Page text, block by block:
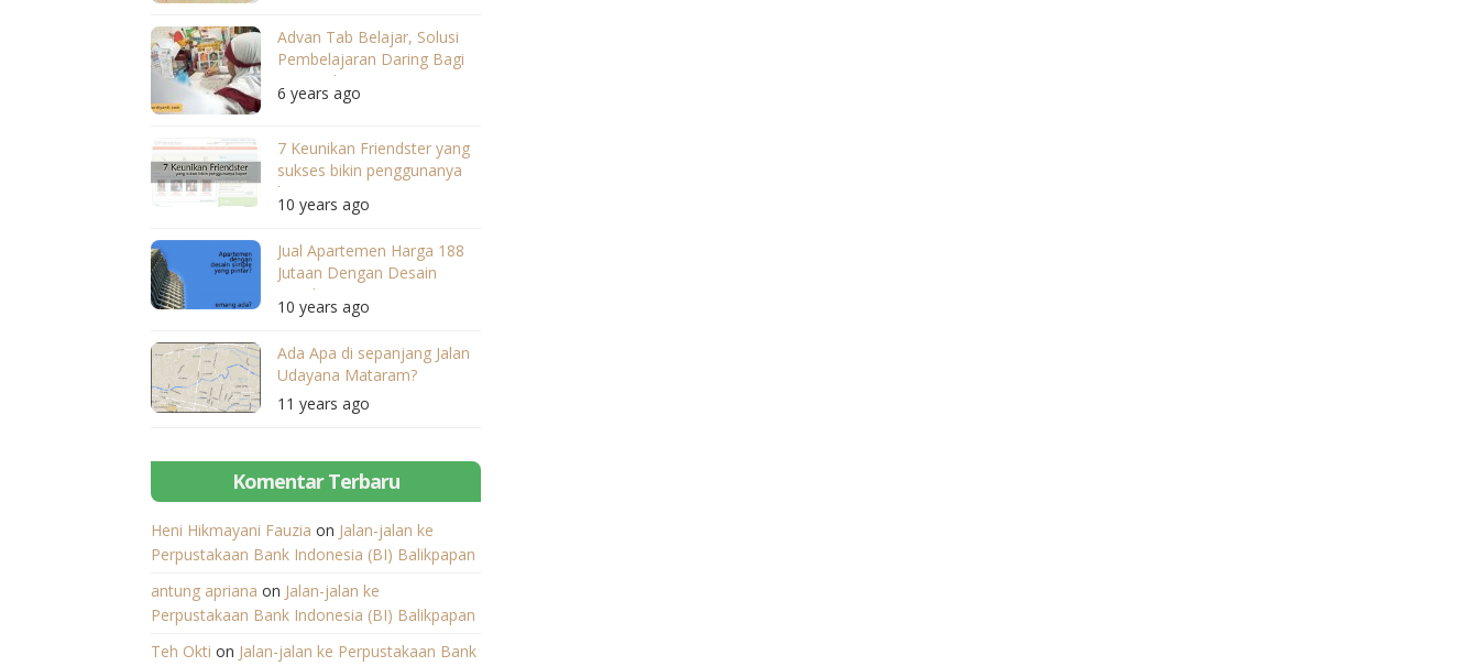
Advan Tab Belajar, Solusi
Pembelajaran Daring Bagi
Para Pelajar
6 years ago
7 Keunikan Friendster yang
sukses bikin penggunanya
baper
10 years ago
Jual Apartemen Harga 188
Jutaan Dengan Desain
Simple Yang Pintar
10 years ago
Ada Apa di sepanjang Jalan
Udayana Mataram?
11 years ago
Komentar Terbaru
Heni Hikmayani Fauzia on Jalan-jalan ke
Perpustakaan Bank Indonesia (BI) Balikpapan
antung apriana on Jalan-jalan ke
Perpustakaan Bank Indonesia (BI) Balikpapan
Teh Okti on Jalan-jalan ke Perpustakaan Bank